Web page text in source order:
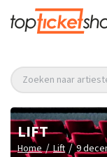
Zoeken naar
LIFT
Home / Lift / 9